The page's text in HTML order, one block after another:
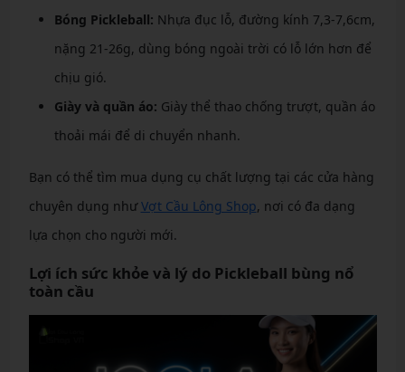
Bóng Pickleball: Nhựa đục lỗ, đường kính 7,3-7,6cm,
nặng 21-26g, dùng bóng ngoài trời có lỗ lớn hơn để
chịu gió.
Giày và quần áo: Giày thể thao chống trượt, quần áo
thoải mái để di chuyển nhanh.
Bạn có thể tìm mua dụng cụ chất lượng tại các cửa hàng
chuyên dụng nhưVợt Cầu Lông Shop, nơi có đa dạng
lựa chọn cho người mới.
Lợi ích sức khỏe và lý do Pickleball bùng nổ
toàn cầu